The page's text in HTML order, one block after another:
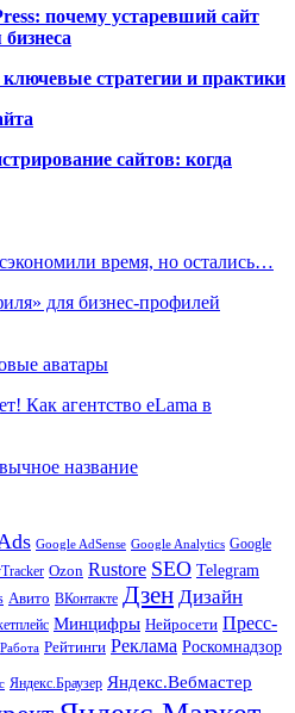
почему устаревший сайт
стратегии и практики
сайтов: когда
время, но остались…
для бизнес-профилей
аватары
Как агентство eLama в
название
Google AdSense Google Analytics Google
Ozon Rustore SEO Telegram
Авито ВКонтакте Дзен Дизайн
Минцифры Нейросети Пресс-
Работа Рейтинги Реклама Роскомнадзор
Яндекс.Браузер Яндекс.Вебмастер